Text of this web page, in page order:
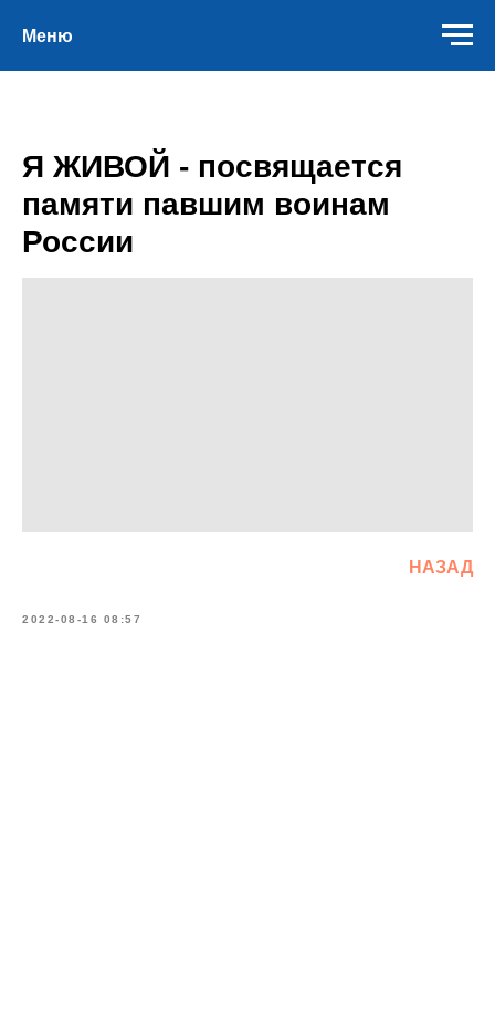
Меню
Я ЖИВОЙ - посвящается
памяти павшим воинам
России
НАЗАД
2022-08-16 08:57